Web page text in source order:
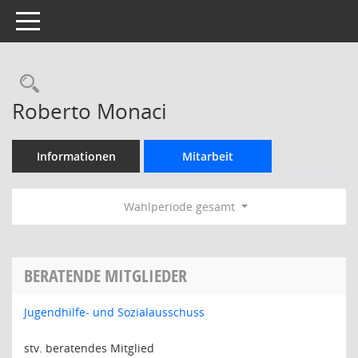
Toggle navigation
Rechercheauswahl
Roberto Monaci
Informationen Mitarbeit
Wahlperiode gesamt
BERATENDE MITGLIEDER
Jugendhilfe- und Sozialausschuss
stv. beratendes Mitglied